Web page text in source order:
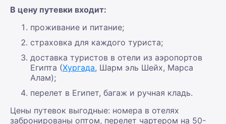
В цену путевки входит:
проживание и питание;
страховка для каждого туриста;
доставка туристов в отели из аэропортов
Египта (Хургада, Шарм эль Шейх, Марса
Алам);
перелет в Египет, багаж и ручная кладь.
Цены путевок выгодные: номера в отелях
забронированы оптом, перелет чартером на 50-